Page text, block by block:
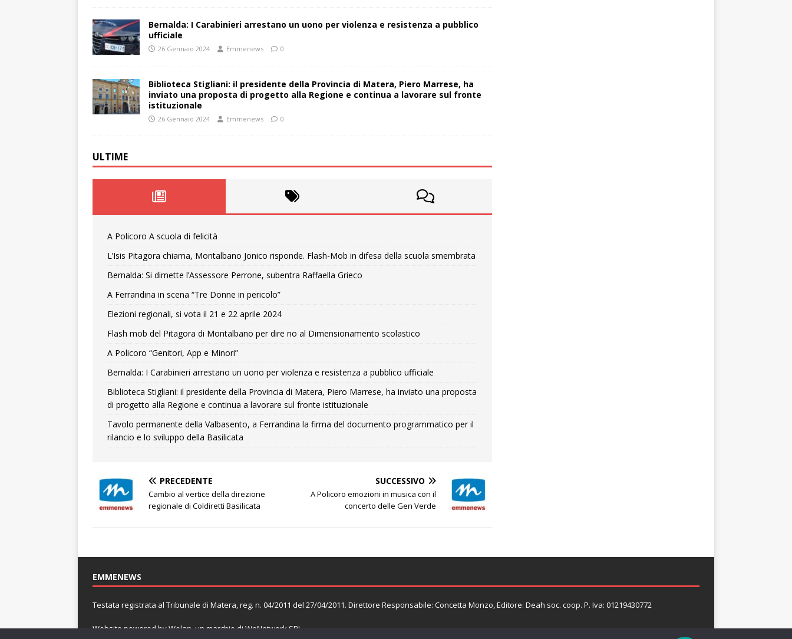
Bernalda: I Carabinieri arrestano un uono per violenza e resistenza a pubblico
ufficiale
26 Gennaio 2024 Emmenews 0
Biblioteca Stigliani: il presidente della Provincia di Matera, Piero Marrese, ha
inviato una proposta di progetto alla Regione e continua a lavorare sul fronte
istituzionale
26 Gennaio 2024 Emmenews 0
ULTIME
A Policoro A scuola di felicità
L’Isis Pitagora chiama, Montalbano Jonico risponde. Flash-Mob in difesa della scuola smembrata
Bernalda: Si dimette l’Assessore Perrone, subentra Raffaella Grieco
A Ferrandina in scena “Tre Donne in pericolo”
Elezioni regionali, si vota il 21 e 22 aprile 2024
Flash mob del Pitagora di Montalbano per dire no al Dimensionamento scolastico
A Policoro “Genitori, App e Minori”
Bernalda: I Carabinieri arrestano un uono per violenza e resistenza a pubblico ufficiale
Biblioteca Stigliani: il presidente della Provincia di Matera, Piero Marrese, ha inviato una proposta
di progetto alla Regione e continua a lavorare sul fronte istituzionale
Tavolo permanente della Valbasento, a Ferrandina la firma del documento programmatico per il
rilancio e lo sviluppo della Basilicata
PRECEDENTE
Cambio al vertice della direzione
regionale di Coldiretti Basilicata
SUCCESSIVO
A Policoro emozioni in musica con il
concerto delle Gen Verde
EMMENEWS
Testata registrata al Tribunale di Matera, reg. n. 04/2011 del 27/04/2011. Direttore Responsabile: Concetta Monzo, Editore: Deah soc. coop. P. Iva: 01219430772
Website powered byWelan , un marchio di WeNetwork SRL